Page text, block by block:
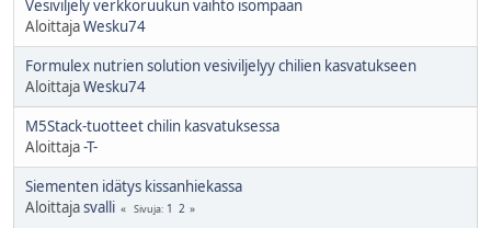
Vesiviljely verkkoruukun vaihto isompaan
AloittajaWesku74
Formulex nutrien solution vesiviljelyy chilien kasvatukseen
AloittajaWesku74
M5Stack-tuotteet chilin kasvatuksessa
Aloittaja-T-
Siementen idätys kissanhiekassa
Aloittajasvalli Sivuja 1 2